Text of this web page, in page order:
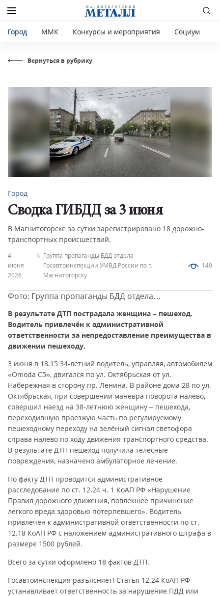
Город ММК Конкурсы и мероприятия Социум
Вернуться в рубрику
4
июня
2026
Группа пропаганды БДД отдела
Госавтоинспекции УМВД России по г.
Магнитогорску
149
Город
Сводка ГИБДД за 3 июня
В Магнитогорске за сутки зарегистрировано 18 дорожно-
транспортных происшествий.
Фото: Группа пропаганды БДД отдела
В результате ДТП пострадала женщина – пешеход.
Водитель привлечён к административной
ответственности за непредоставление преимущества в
движении пешеходу.
3 июня в 18.15 34-летний водитель, управляя, автомобилем
«Omoda C5», двигался по ул. Октябрьская от ул.
Набережная в сторону пр. Ленина. В районе дома 28 по ул.
Октябрьская, при совершении манёвра поворота налево,
совершил наезд на 38-летнюю женщину – пешехода,
переходившую проезжую часть по регулируемому
пешеходному переходу на зелёный сигнал светофора
справа налево по ходу движения транспортного средства.
В результате ДТП пешеход получила телесные
повреждения, назначено амбулаторное лечение.
По факту ДТП проводится административное
расследование по ст. 12.24 ч. 1 КоАП РФ «Нарушение
Правил дорожного движения, повлекшее причинение
легкого вреда здоровью потерпевшего». Водитель
привлечён к административной ответственности по ст.
12.18 КоАП РФ с наложением административного штрафа в
размере 1500 рублей.
Всего за сутки оформлено 18 фактов ДТП.
Госавтоинспекция разъясняет! Статья 12.24 КоАП РФ
устанавливает ответственность за нарушение ПДД или